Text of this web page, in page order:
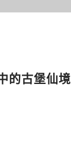
的古堡仙境